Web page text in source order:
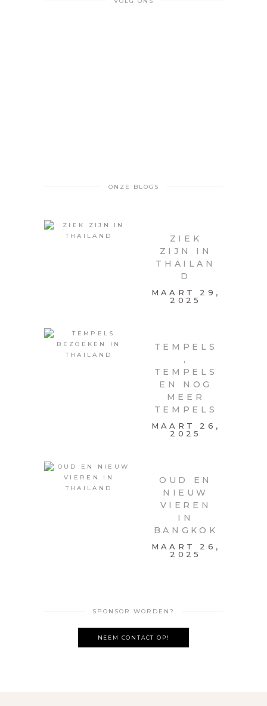
ONZE BLOGS
ZIEK
ZIJN IN
THAILAN
D
MAART 29,
2025
TEMPELS
,
TEMPELS
EN NOG
MEER
TEMPELS
MAART 26,
2025
OUD EN
NIEUW
VIEREN
IN
BANGKOK
MAART 26,
2025
SPONSOR WORDEN?
NEEM CONTACT OP!